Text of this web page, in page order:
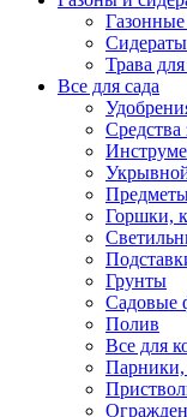
Сидераты
Трава
Все для сада
Горшки,
Грунты
Садовые
Полив
Все для
Парники,